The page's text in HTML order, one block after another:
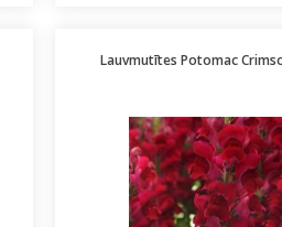
Lauvmutītes Potomac